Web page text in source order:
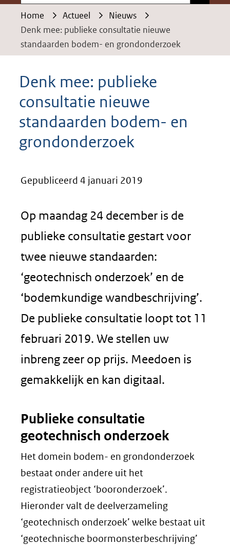
Home Actueel
Nieuws
Denk mee: publieke consultatie nieuwe
standaarden bodem- en grondonderzoek
Denk mee: publieke
consultatie nieuwe
standaarden bodem- en
grondonderzoek
Gepubliceerd 4 januari 2019
Op maandag 24 december is de
publieke consultatie gestart voor
twee nieuwe standaarden:
‘geotechnisch onderzoek’ en de
‘bodemkundige wandbeschrijving’.
De publieke consultatie loopt tot 11
februari 2019. We stellen uw
inbreng zeer op prijs. Meedoen is
gemakkelijk en kan digitaal.
Publieke consultatie
geotechnisch onderzoek
Het domein bodem- en grondonderzoek
bestaat onder andere uit het
registratieobject ‘booronderzoek’.
Hieronder valt de deelverzameling
‘geotechnisch onderzoek’ welke bestaat uit
‘geotechnische boormonsterbeschrijving’